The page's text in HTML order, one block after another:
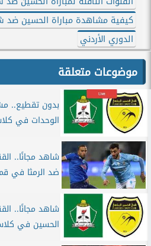
كيفية مشاهدة مباراة الحسين ضد
الدوري الأردني
موضوعات متعلقة
بدون تقطيع..
الوحدات في
شاهد مجانًا..
ضد الرمثا في
شاهد مجانًا..
الحسين في